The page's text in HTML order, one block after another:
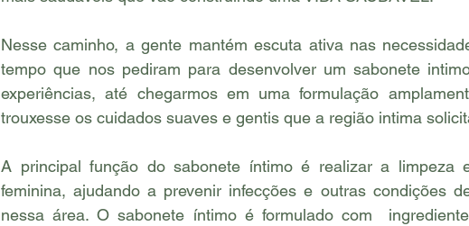
Nesse caminho, a gente mantém escuta ativa nas
tempo que nos pediram para desenvolver um sabonete
experiências, até chegarmos em uma formulação
trouxesse os cuidados suaves e gentis que a região intima
A principal função do sabonete íntimo é realizar a limpeza
feminina, ajudando a prevenir infecções e outras condições
nessa área. O sabonete íntimo é formulado com